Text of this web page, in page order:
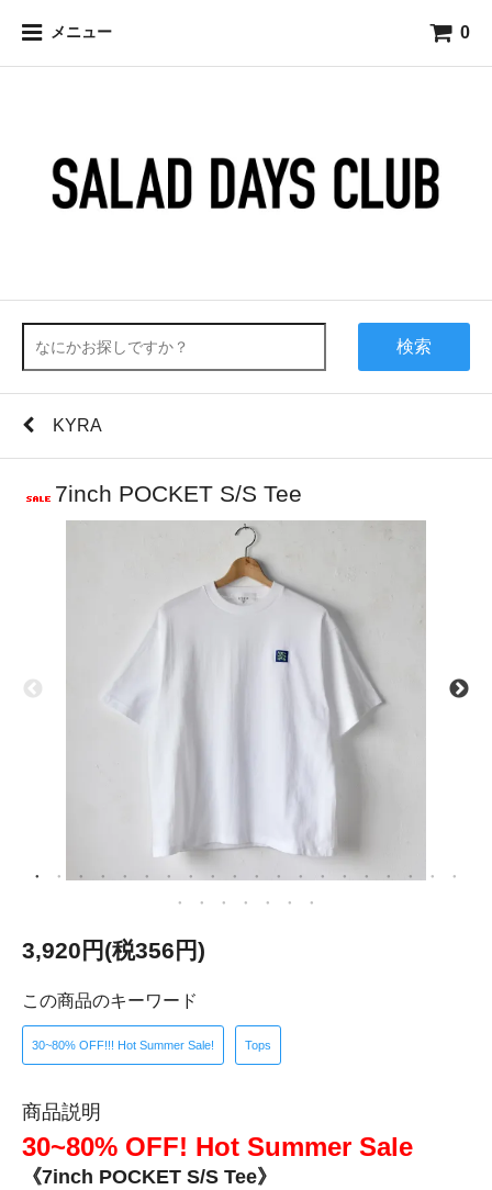
メニュー 0
検索
KYRA
7inch POCKET S/S Tee
3,920円(税356円)
この商品のキーワード
30~80% OFF!!! Hot Summer Sale! Tops
商品説明
30~80% OFF! Hot Summer Sale
《7inch POCKET S/S Tee》